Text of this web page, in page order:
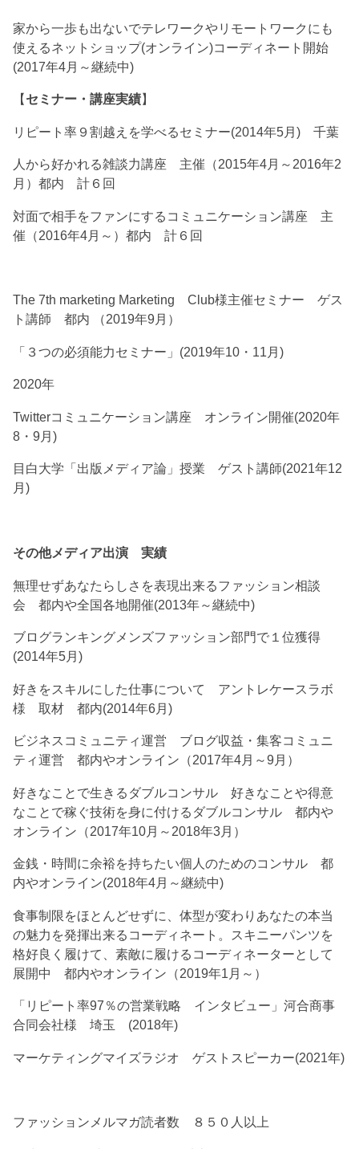
家から一歩も出ないでテレワークやリモートワークにも
使えるネットショップ(オンライン)コーディネート開始
(2017年4月～継続中)
【セミナー・講座実績】
リピート率９割越えを学べるセミナー(2014年5月) 千葉
人から好かれる雑談力講座 主催（2015年4月～2016年2
月）都内 計６回
対面で相手をファンにするコミュニケーション講座 主
催（2016年4月～）都内 計６回
The 7th marketing Marketing Club様主催セミナー ゲス
ト講師 都内 （2019年9月）
「３つの必須能力セミナー」(2019年10・11月)
2020年
Twitterコミュニケーション講座 オンライン開催(2020年
8・9月)
目白大学「出版メディア論」授業 ゲスト講師(2021年12
月)
その他メディア出演 実績
無理せずあなたらしさを表現出来るファッション相談
会 都内や全国各地開催(2013年～継続中)
ブログランキングメンズファッション部門で１位獲得
(2014年5月)
好きをスキルにした仕事について アントレケースラボ
様 取材 都内(2014年6月)
ビジネスコミュニティ運営 ブログ収益・集客コミュニ
ティ運営 都内やオンライン（2017年4月～9月）
好きなことで生きるダブルコンサル 好きなことや得意
なことで稼ぐ技術を身に付けるダブルコンサル 都内や
オンライン（2017年10月～2018年3月）
金銭・時間に余裕を持ちたい個人のためのコンサル 都
内やオンライン(2018年4月～継続中)
食事制限をほとんどせずに、体型が変わりあなたの本当
の魅力を発揮出来るコーディネート。スキニーパンツを
格好良く履けて、素敵に履けるコーディネーターとして
展開中 都内やオンライン（2019年1月～）
「リピート率97％の営業戦略 インタビュー」河合商事
合同会社様 埼玉 (2018年)
マーケティングマイズラジオ ゲストスピーカー(2021年)
ファッションメルマガ読者数 ８５０人以上